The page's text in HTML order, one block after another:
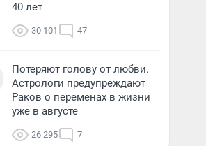
40 лет
30 101 47
Потеряют голову от любви.
Астрологи предупреждают
Раков о переменах в жизни
уже в августе
26 295 7